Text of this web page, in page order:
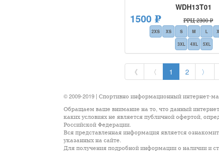
WDH13T01
1500 ₽ РРЦ 2300 ₽
2XS XS S M L
3XL
4XL 5XL
《 〈 1 2 〉
© 2009-2019 | Спортивно информационный интернет-
Обращаем ваше внимание на то, что данный
каких условиях не является публичной офертой,
Российской Федерации.
Вся представленная информация является
указанных на сайте.
Для получения подробной информации о наличии и